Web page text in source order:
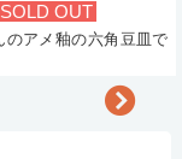
SOLD OUT
のアメ釉の六角豆皿で